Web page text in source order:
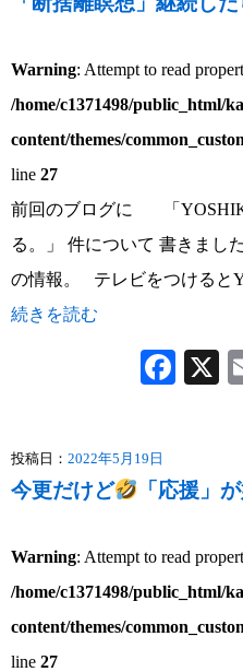
Warning: Attempt to read
/home/c1371498/public_html/
content/themes/
line 27
前回のブログに 「
る。」 件について 書きまし
の情報。 テレビをつけると
続きを読む
投稿日： 2022年5月19日
今更だけど 「応援」
Warning: Attempt to read
/home/c1371498/public_html/
content/themes/
line 27